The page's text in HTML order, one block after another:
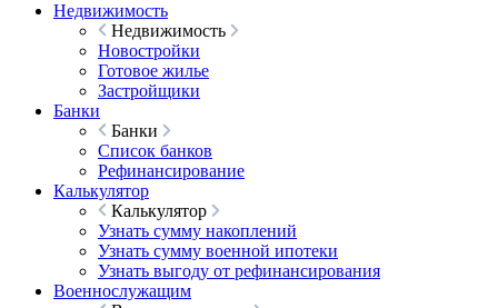
Недвижимость
Недвижимость
Новостройки
Готовое жилье
Застройщики
Банки
Банки
Список банков
Рефинансирование
Калькулятор
Калькулятор
Узнать сумму накоплений
Узнать сумму военной ипотеки
Узнать выгоду от рефинансирования
Военнослужащим